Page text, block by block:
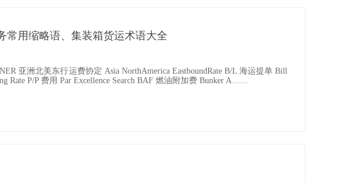
按钮文本
常用缩略语、集装箱货运术语大全
亚洲北美东行运费协定 Asia NorthAmerica EastboundRate B/L 海运提单 Bill
Rate P/P 费用 Par Excellence Search BAF 燃油附加费 Bunker A……